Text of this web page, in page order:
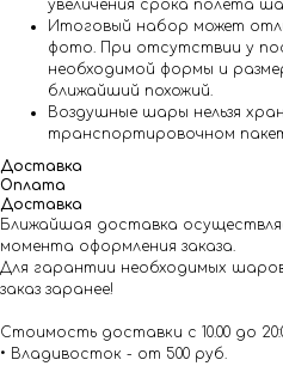
увеличения срока полета
Итоговый набор может
фото. При отсутствии у
необходимой формы и
ближайший похожий.
Воздушные шары нельзя
транспортировочном
Доставка
Оплата
Доставка
Ближайшая доставка
момента оформления заказа.
Для гарантии необходимых
заказ заранее!
Стоимость доставки с 10.00 до
• Владивосток - от 500 руб.